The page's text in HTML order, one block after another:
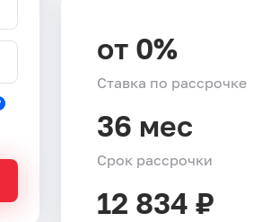
от 0%
Ставка по рассрочке
36 мес
Срок рассрочки
12 834 ₽